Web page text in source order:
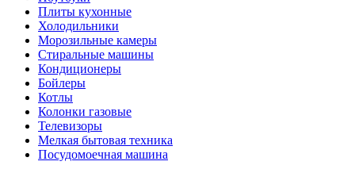
Плиты кухонные
Холодильники
Морозильные камеры
Стиральные машины
Кондиционеры
Бойлеры
Котлы
Колонки газовые
Телевизоры
Мелкая бытовая техника
Посудомоечная машина